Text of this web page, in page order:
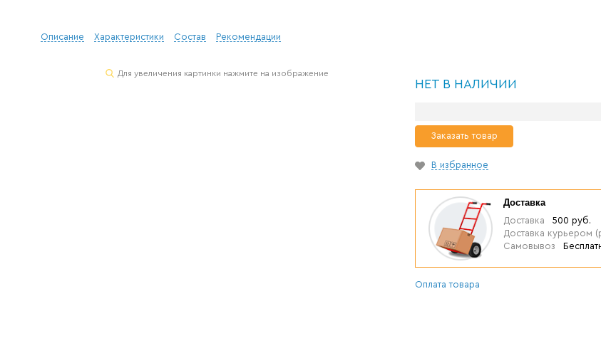
Описание Характеристики Состав Рекомендации
Для увеличения картинки нажмите на изображение
НЕТ В НАЛИЧИИ
Заказать товар
В избранное
Доставка
Доставка
500 руб.
Доставка курьером
Самовывоз
Оплата товара